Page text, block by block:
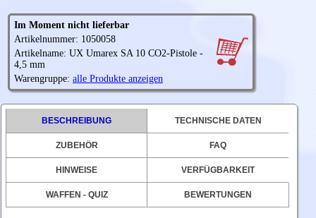
Im Moment nicht lieferbar
Artikelnummer: 1050058
Artikelname: UX Umarex SA 10 CO2-Pistole -
4,5 mm
Warengruppe: alle Produkte anzeigen
BESCHREIBUNG TECHNISCHE DATEN
ZUBEHÖR FAQ
HINWEISE VERFÜGBARKEIT
WAFFEN - QUIZ BEWERTUNGEN